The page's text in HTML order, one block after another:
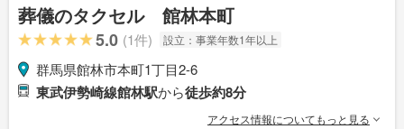
葬儀のタクセル 館林本町
5.0 (1件) 設立： 事業年数1年以上
群馬県館林市本町1丁目2-6
東武伊勢崎線館林駅から徒歩約8分
アクセス情報についてもっと見る